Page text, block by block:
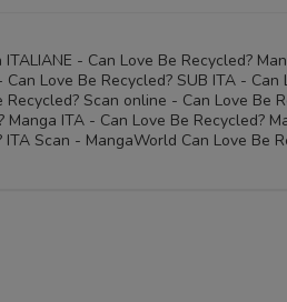
- Can Love Be Recycled?
Love Be Recycled? SUB ITA - Can
Scan online - Can Love Be
ITA - Can Love Be Recycled?
Scan - MangaWorld Can Love Be